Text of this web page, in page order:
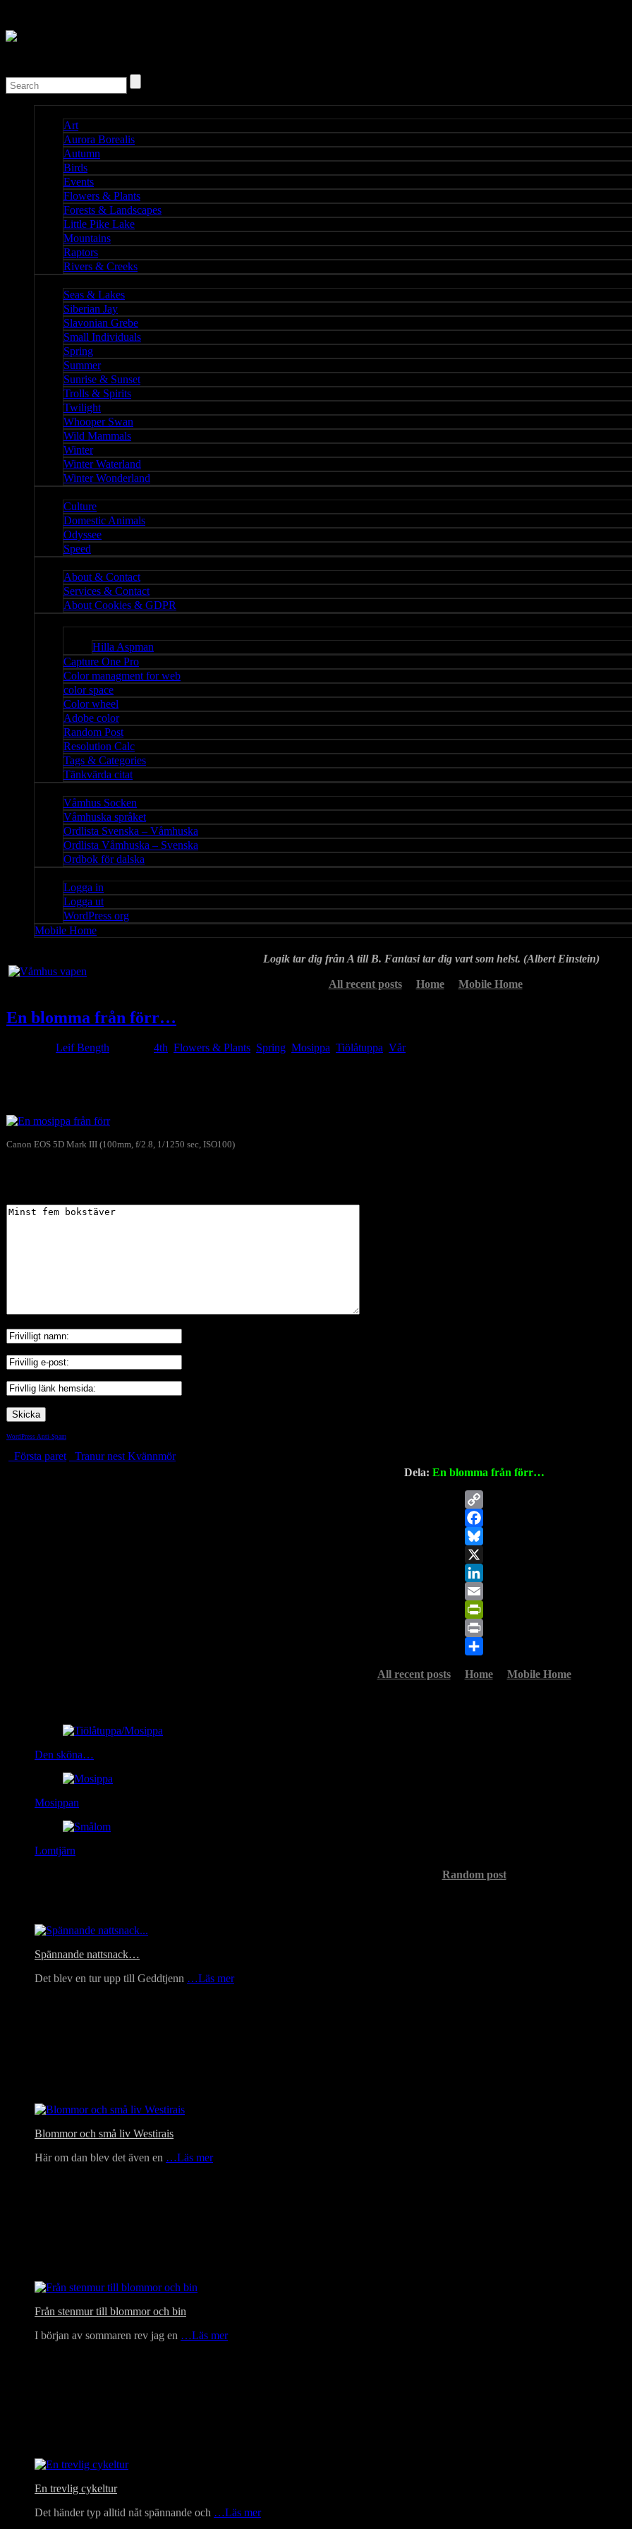
Art
Aurora Borealis
Autumn
Birds
Events
Flowers & Plants
Forests & Landscapes
Little Pike Lake
Mountains
Raptors
Rivers & Creeks
Seas & Lakes
Siberian Jay
Slavonian Grebe
Small Individuals
Spring
Summer
Sunrise & Sunset
Trolls & Spirits
Twilight
Whooper Swan
Wild Mammals
Winter
Winter Waterland
Winter Wonderland
Culture
Domestic Animals
Odyssee
Speed
About & Contact
Services & Contact
About Cookies & GDPR
Hilla Aspman
Capture One Pro
Color managment for web
color space
Color wheel
Adobe color
Random Post
Resolution Calc
Tags & Categories
Tänkvärda citat
Våmhus Socken
Våmhuska språket
Ordlista Svenska – Våmhuska
Ordlista Våmhuska – Svenska
Ordbok för dalska
Logga in
Logga ut
WordPress org
Mobile Home
Logik tar dig från A till B. Fantasi tar dig vart som helst. (Albert Einstein)
All recent posts Home Mobile Home
En blomma från förr…
Leif Bength 4th Flowers & Plants Spring Mosippa Tiölåtuppa Vår
Canon EOS 5D Mark III (100mm, f/2.8, 1/1250 sec, ISO100)
WordPress Anti-Spam
Första paret
Tranur nest Kvännmör
Dela: En blomma från förr…
Copy
Link
Facebook
Bluesky
X
LinkedIn
Email
PrintFriendly
Print
All recent posts
Home Mobile Home
Den sköna…
Mosippan
Lomtjärn
Random post
Spännande nattsnack…
Det blev en tur upp till Geddtjenn …Läs mer
Blommor och små liv Westirais
Här om dan blev det även en …Läs mer
Från stenmur till blommor och bin
I början av sommaren rev jag en …Läs mer
En trevlig cykeltur
Det händer typ alltid nåt spännande och …Läs mer